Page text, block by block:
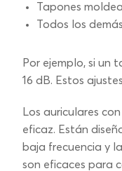
Tapones
Todos los
Por ejemplo, si un
16 dB. Estos
Los auriculares
eficaz. Están
baja frecuencia y
son eficaces para